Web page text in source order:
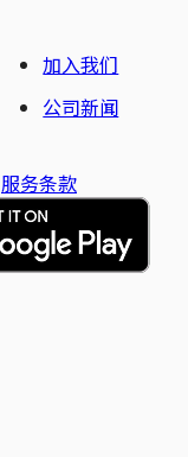
加入我们
公司新闻
服务条款